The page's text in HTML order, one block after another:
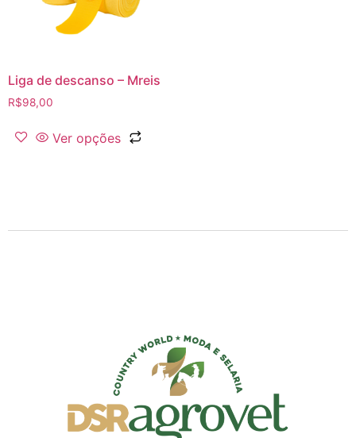
Liga de descanso – Mreis
R$98,00
Ver opções